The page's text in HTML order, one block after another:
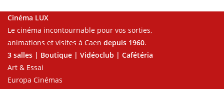
Cinéma LUX
Le cinéma incontournable pour vos sorties,
animations et visites à Caen depuis 1960.
3 salles | Boutique | Vidéoclub | Cafétéria
Art & Essai
Europa Cinémas